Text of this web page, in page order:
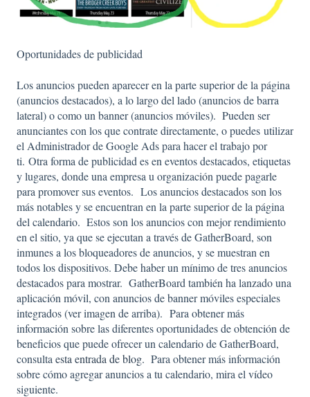
Oportunidades de publicidad
Los anuncios pueden aparecer en la parte superior de la página
(anuncios destacados), a lo largo del lado (anuncios de barra
lateral) o como un banner (anuncios móviles). Pueden ser
anunciantes con los que contrate directamente, o puedes utilizar
el Administrador de Google Ads para hacer el trabajo por
ti. Otra forma de publicidad es en eventos destacados, etiquetas
y lugares, donde una empresa u organización puede pagarle
para promover sus eventos. Los anuncios destacados son los
más notables y se encuentran en la parte superior de la página
del calendario. Estos son los anuncios con mejor rendimiento
en el sitio, ya que se ejecutan a través de GatherBoard, son
inmunes a los bloqueadores de anuncios, y se muestran en
todos los dispositivos. Debe haber un mínimo de tres anuncios
destacados para mostrar. GatherBoard también ha lanzado una
aplicación móvil, con anuncios de banner móviles especiales
integrados (ver imagen de arriba). Para obtener más
información sobre las diferentes oportunidades de obtención de
beneficios que puede ofrecer un calendario de GatherBoard,
consulta esta entrada de blog. Para obtener más información
sobre cómo agregar anuncios a tu calendario, mira el vídeo
siguiente.